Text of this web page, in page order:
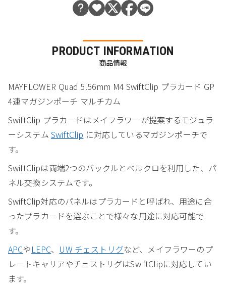
PRODUCT INFORMATION
商品情報
MAYFLOWER Quad 5.56mm M4 SwiftClip プラカード GP
4連マガジンポーチ マルチカム
SwiftClip プラカードはメイフラワーが提案するモジュラ
ーシステム SwiftClip に対応しているマガジンポーチで
す。
SwiftClipは両端2つのバックルとベルクロを利用した、パ
ネル交換システムです。
SwiftClip対応のパネルはプラカードと呼ばれ、用途に合
ったプラカードを選ぶことで様々な用途に対応可能で
す。
APCやLEPC、 UW チェストリグなど、メイフラワーのプ
レートキャリアやチェストリグはSwiftClipに対応してい
ます。